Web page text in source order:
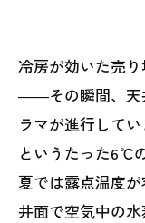
冷房が効いた売
――その瞬間、天
ラマが進行して
というたった6℃
夏では露点温度
井面で空気中の